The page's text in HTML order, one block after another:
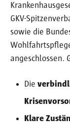
GKV-
sowie die
angeschlossen.
Die
Klare